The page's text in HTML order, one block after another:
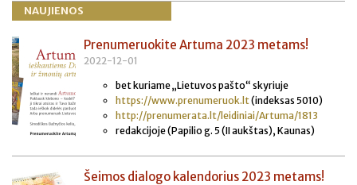
NAUJIENOS
Prenumeruokite Artuma 2023 metams!
2022-12-01
bet kuriame „Lietuvos pašto“ skyriuje
https://www.prenumeruok.lt(indeksas 5010)
http://prenumerata.lt/leidiniai/Artuma/1813
redakcijoje (Papilio g. 5 (II aukštas), Kaunas)
Šeimos dialogo kalendorius 2023 metams!